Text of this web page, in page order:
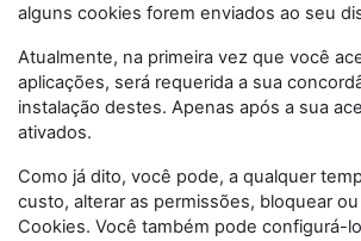
alguns cookies forem enviados ao seu
Atualmente, na primeira vez que você
aplicações, será requerida a sua
instalação destes. Apenas após a sua
ativados.
Como já dito, você pode, a qualquer
custo, alterar as permissões, bloquear
Cookies. Você também pode configurá-